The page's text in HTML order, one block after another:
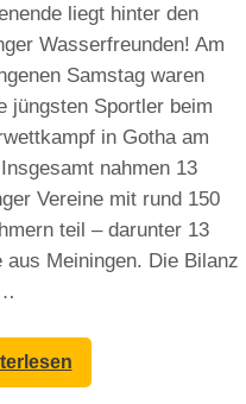
liegt hinter den
Wasserfreunden! Am
Samstag waren
jüngsten Sportler beim
in Gotha am
nahmen 13
Vereine mit rund 150
teil – darunter 13
aus Meiningen. Die Bilanz